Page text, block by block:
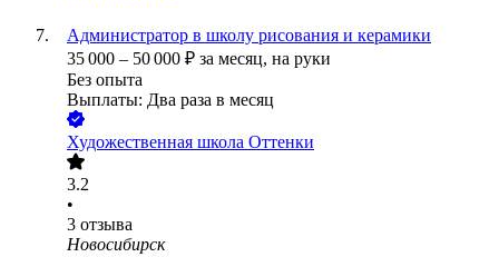
Администратор в школу рисования и керамики
35 000 – 50 000 ₽ за месяц, на руки
Без опыта
Выплаты: Два раза в месяц
Художественная школа Оттенки
3.2
•
3 отзыва
Новосибирск